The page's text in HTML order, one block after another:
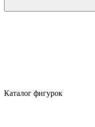
Каталог фигурок